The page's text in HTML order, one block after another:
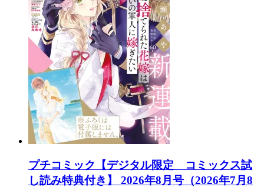
プチコミック【デジタル限定 コミックス試
し読み特典付き】 2026年8月号（2026年7月8